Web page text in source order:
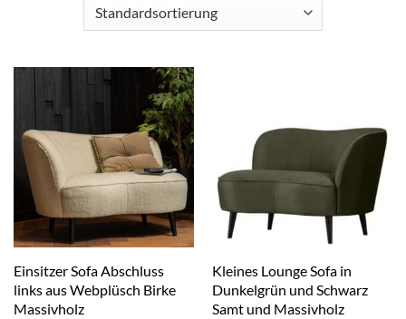
Einsitzer Sofa Abschluss
links aus Webplüsch Birke
Massivholz
Kleines Lounge Sofa in
Dunkelgrün und Schwarz
Samt und Massivholz